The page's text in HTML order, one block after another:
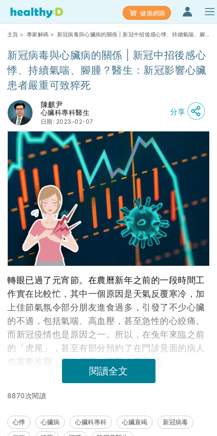
健康網購
主頁 > 專家解碼 > 新冠病毒與心臟病的關係 | 新冠中招後感心悸、持續氣喘、腳
新冠病毒與心臟病的關係 | 新冠中招後感心
悸、持續氣喘、腳腫？醫生：新冠影響心臟
患者嚴重可致猝死
陳麒尹
心臟科專科醫生
日期: 2023-02-07
分享
轉眼已過了元宵節。在農曆新年之前的一段時間工
作實在比較忙，其中一個原因是天氣反覆寒冷，加
上佳節氣氛令部分朋友進食過多，引發了不少心臟
的不適，包括氣喘、高血壓，甚至急性的心絞痛。
而新冠疫情也是原因之一。所以，在兔年來臨之前
的「虎尾」，甚至有部分預約了在門診見面的病人
也需要改期，情非得已，希望大家見諒。
閱讀全文
8870次閱讀
心悸 心臟病 心臟科專科 心臟衰竭
新冠病毒